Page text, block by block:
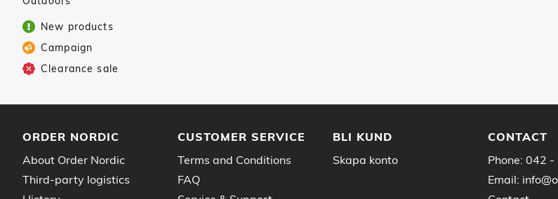
New products
Campaign
Clearance sale
ORDER NORDIC
About Order Nordic
Third-party logistics
CUSTOMER SERVICE
Terms and Conditions
FAQ
BLI KUND
Skapa konto
CONTACT
Phone: 042 -
Email: